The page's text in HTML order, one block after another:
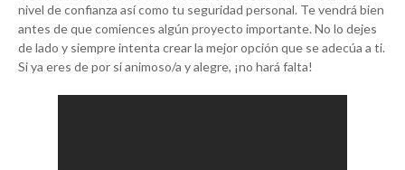
nivel de confianza así como tu seguridad personal. Te vendrá bien
antes de que comiences algún proyecto importante. No lo dejes
de lado y siempre intenta crear la mejor opción que se adecúa a ti.
Si ya eres de por si animoso/a y alegre, ¡no hará falta!